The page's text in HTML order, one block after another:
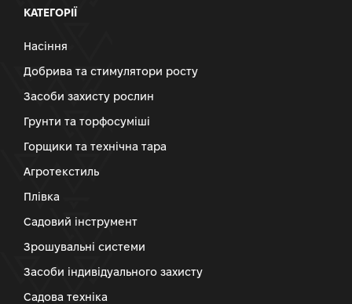
КАТЕГОРІЇ
Насіння
Добрива та стимулятори росту
Засоби захисту рослин
Грунти та торфосуміші
Горщики та технічна тара
Агротекстиль
Плівка
Садовий інструмент
Зрошувальні системи
Засоби індивідуального захисту
Садова техніка